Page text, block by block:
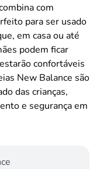
com
para ser usado
em casa ou até
podem ficar
confortáveis
New Balance são
das crianças,
e segurança em